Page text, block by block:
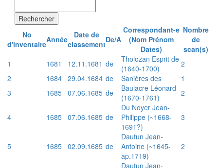
Rechercher
No
d'inventaireAnnée
Date de
classementDe/A
Correspondant-e
(Nom Prénom
Dates)
Nombre
de
scan(s)
1
1681 12.11.1681 de
Tholozan Esprit de
(1640-1700)
2
2
1684 29.04.1684 de Sanières des
1
3
1685 07.06.1685 de
Baulacre Léonard
(1670-1761)
2
4 1685 07.06.1685 de
Du Noyer Jean-
Philippe (~1668-
1691?)
3
5 1685 02.09.1685 de
Dautun Jean-
Antoine (~1645-
ap.1719)
2
Dautun Jean-